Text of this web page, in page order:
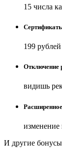
15 числа
199
Отключение
видишь
изменение
И другие